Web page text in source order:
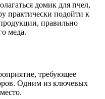
домик для пчел,
практически подойти к
правильно
меда.
требующее
Одним из ключевых